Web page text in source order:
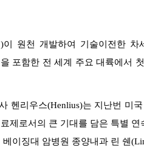
이 원천 개발하여 기술이전한
포함한 전 세계 주요 대륙에서
헨리우스(Henlius)는 지난번 미
제로서의 큰 기대를 담은 특별
이징대 암병원 종양내과 린 쉔